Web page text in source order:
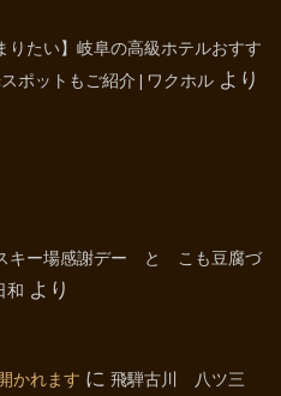
りたい】岐阜の高級ホテルおすす
ポットもご紹介 | ワクホル より
キー場感謝デー と こも豆腐づ
和 より
かれます に 飛騨古川 八ツ三